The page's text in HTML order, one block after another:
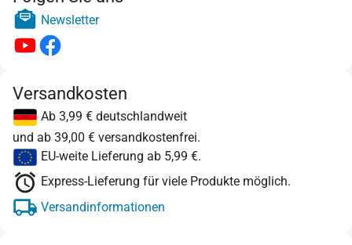
Newsletter
Versandkosten
Ab 3,99 € deutschlandweit
und ab 39,00 € versandkostenfrei.
EU-weite Lieferung ab 5,99 €.
Express-Lieferung für viele Produkte möglich.
Versandinformationen